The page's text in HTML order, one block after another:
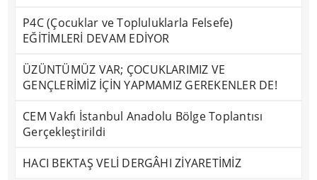
P4C (Çocuklar ve Topluluklarla Felsefe)
EĞİTİMLERİ DEVAM EDİYOR
ÜZÜNTÜMÜZ VAR; ÇOCUKLARIMIZ VE
GENÇLERİMİZ İÇİN YAPMAMIZ GEREKENLER DE!
CEM Vakfı İstanbul Anadolu Bölge Toplantısı
Gerçekleştirildi
HACI BEKTAŞ VELİ DERGÂHI ZİYARETİMİZ